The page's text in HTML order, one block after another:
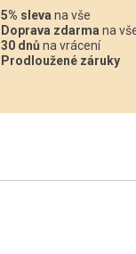
5% sleva na vše
Doprava zdarma na
30 dnů na vrácení
Prodloužené záruky